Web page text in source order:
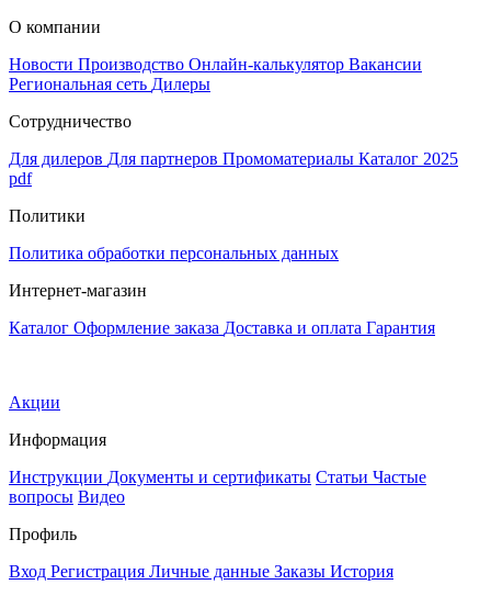
О компании
Новости Производство Онлайн-калькулятор Вакансии
Региональная сеть Дилеры
Сотрудничество
Для дилеров Для партнеров Промоматериалы Каталог 2025
pdf
Политики
Политика обработки персональных данных
Интернет-магазин
Каталог Оформление заказа Доставка и оплата Гарантия
Акции
Информация
Инструкции Документы и сертификаты Статьи Частые
вопросы Видео
Профиль
Вход Регистрация Личные данные Заказы История